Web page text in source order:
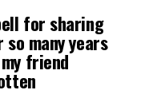
for sharing
many years
friend